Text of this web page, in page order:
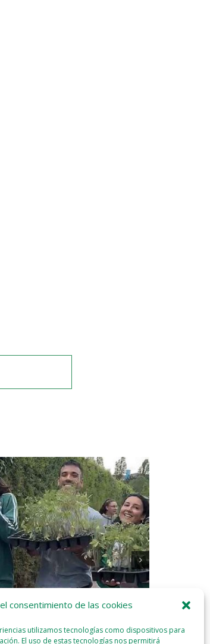
consentimiento de las cookies
utilizamos tecnologías como dispositivos para
El uso de estas tecnologías nos permitirá
Etxeberria: «Todos los que